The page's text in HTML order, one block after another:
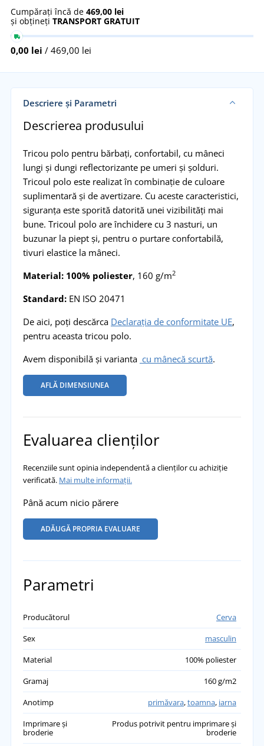
Cumpărați încă de 469,00 lei
și obțineți TRANSPORT GRATUIT
0,00 lei / 469,00 lei
Descriere și Parametri
Descrierea produsului
Tricou polo pentru bărbați, confortabil, cu mâneci
lungi și dungi reflectorizante pe umeri și șolduri.
Tricoul polo este realizat în combinație de culoare
suplimentară și de avertizare. Cu aceste caracteristici,
siguranța este sporită datorită unei vizibilități mai
bune. Tricoul polo are închidere cu 3 nasturi, un
buzunar la piept și, pentru o purtare confortabilă,
tivuri elastice la mâneci.
Material: 100% poliester, 160 g/m2
Standard:EN ISO 20471
De aici, poți descărca Declarația de conformitate UE,
pentru aceasta tricou polo.
Avem disponibilă și varianta cu mânecă scurtă.
AFLĂ DIMENSIUNEA
Evaluarea clienților
Recenziile sunt opinia independentă a clienților cu achiziție
verificată. Mai multe informații.
Până acum nicio părere
ADĂUGĂ PROPRIA EVALUARE
Parametri
Producătorul
Cerva
Sex
masculin
Material
100% poliester
Gramaj
160 g/m2
Anotimp
primăvara,toamna, iarna
Imprimare și
broderie
Produs potrivit pentru imprimare și
broderie